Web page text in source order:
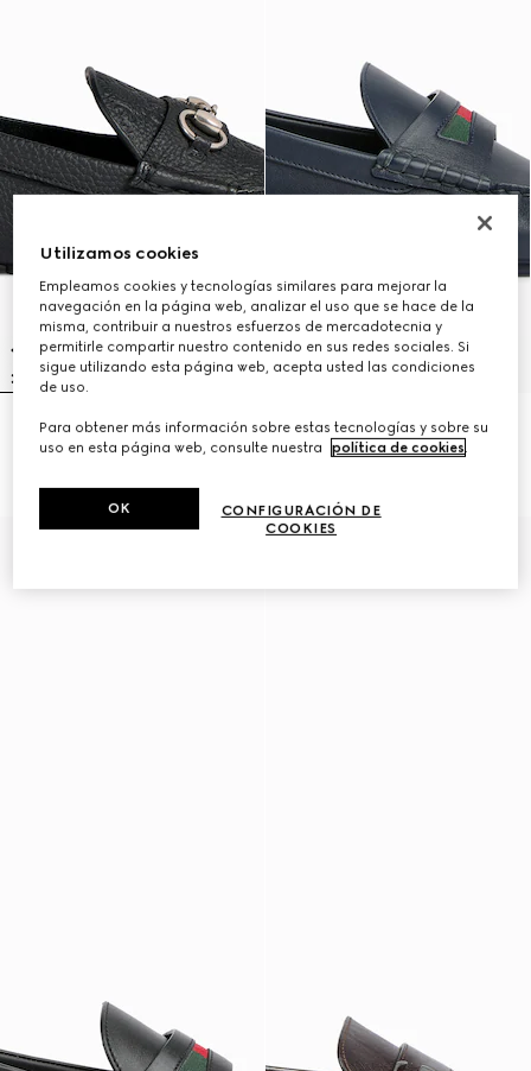
Mocasín con Horsebit para
hombre
Mocasín con tribanda Web para
hombre
Utilizamos cookies
Empleamos cookies y tecnologías similares para mejorar la
navegación en la página web, analizar el uso que se hace de la
misma, contribuir a nuestros esfuerzos de mercadotecnia y
permitirle compartir nuestro contenido en sus redes sociales. Si
sigue utilizando esta página web, acepta usted las condiciones
de uso.
Para obtener más información sobre estas tecnologías y sobre su
uso en esta página web, consulte nuestra
política de cookies.
CONFIGURACIÓN DE
COOKIES
OK